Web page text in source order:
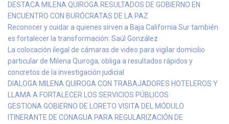
DESTACA MILENA QUIROGA RESULTADOS DE GOBIERNO EN
ENCUENTRO CON BURÓCRATAS DE LA PAZ
Reconocer y cuidar a quienes sirven a Baja California Sur también
es fortalecer la transformación: Saúl González
La colocación ilegal de cámaras de video para vigilar domicilio
particular de Milena Quiroga, obliga a resultados rápidos y
concretos de la investigación judicial
DIALOGA MILENA QUIROGA CON TRABAJADORES HOTELEROS Y
LLAMA A FORTALECER LOS SERVICIOS PÚBLICOS
GESTIONA GOBIERNO DE LORETO VISITA DEL MÓDULO
ITINERANTE DE CONAGUA PARA REGULARIZACIÓN DE